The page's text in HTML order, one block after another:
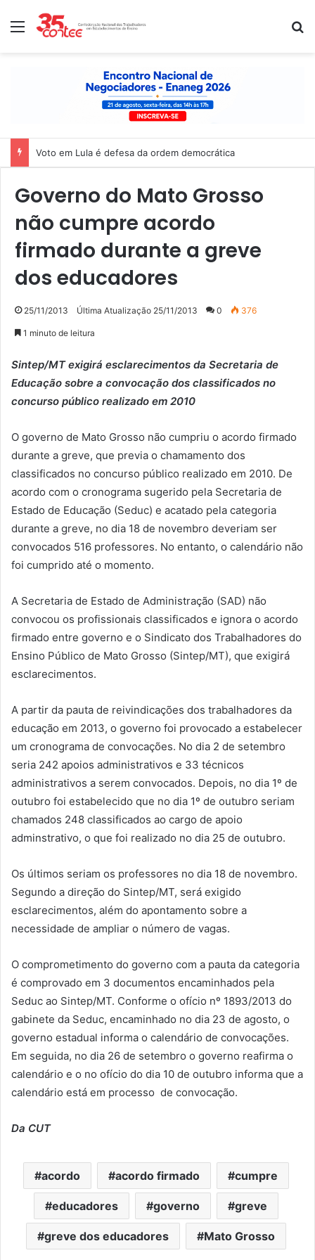
Menu
Voto em Lula é defesa da ordem democrática
Governo do Mato Grosso
não cumpre acordo
firmado durante a greve
dos educadores
25/11/2013 Última Atualização 25/11/2013 0 376
1 minuto de leitura
Sintep/MT exigirá esclarecimentos da Secretaria de
Educação sobre a convocação dos classificados no
concurso público realizado em 2010
O governo de Mato Grosso não cumpriu o acordo firmado
durante a greve, que previa o chamamento dos
classificados no concurso público realizado em 2010. De
acordo com o cronograma sugerido pela Secretaria de
Estado de Educação (Seduc) e acatado pela categoria
durante a greve, no dia 18 de novembro deveriam ser
convocados 516 professores. No entanto, o calendário não
foi cumprido até o momento.
A Secretaria de Estado de Administração (SAD) não
convocou os profissionais classificados e ignora o acordo
firmado entre governo e o Sindicato dos Trabalhadores do
Ensino Público de Mato Grosso (Sintep/MT), que exigirá
esclarecimentos.
A partir da pauta de reivindicações dos trabalhadores da
educação em 2013, o governo foi provocado a estabelecer
um cronograma de convocações. No dia 2 de setembro
seria 242 apoios administrativos e 33 técnicos
administrativos a serem convocados. Depois, no dia 1º de
outubro foi estabelecido que no dia 1º de outubro seriam
chamados 248 classificados ao cargo de apoio
adminstrativo, o que foi realizado no dia 25 de outubro.
Os últimos seriam os professores no dia 18 de novembro.
Segundo a direção do Sintep/MT, será exigido
esclarecimentos, além do apontamento sobre a
necessidade de ampliar o número de vagas.
O comprometimento do governo com a pauta da categoria
é comprovado em 3 documentos encaminhados pela
Seduc ao Sintep/MT. Conforme o ofício nº 1893/2013 do
gabinete da Seduc, encaminhado no dia 23 de agosto, o
governo estadual informa o calendário de convocações.
Em seguida, no dia 26 de setembro o governo reafirma o
calendário e o no ofício do dia 10 de outubro informa que a
calendário está em processo de convocação.
Da CUT
acordo acordo firmado cumpre
educadores governo greve
greve dos educadores Mato Grosso